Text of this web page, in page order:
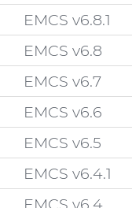
EMCS v6.8.1
EMCS v6.8
EMCS v6.7
EMCS v6.6
EMCS v6.5
EMCS v6.4.1
EMCS v6.4